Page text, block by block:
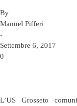
By
Manuel Pifferi
-
Settembre 6, 2017
0
L’US Grosseto